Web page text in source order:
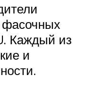
Каждый из
и